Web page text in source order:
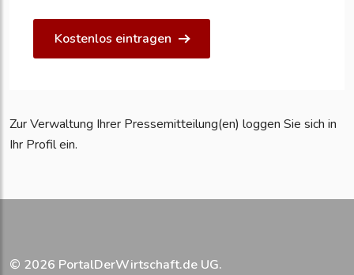
Kostenlos eintragen
Zur Verwaltung Ihrer Pressemitteilung(en) loggen Sie sich in
Ihr Profil ein.
© 2026 PortalDerWirtschaft.de UG.